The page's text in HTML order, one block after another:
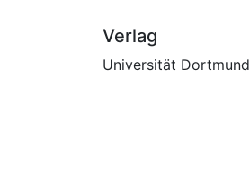
Verlag
Universität Dortmund